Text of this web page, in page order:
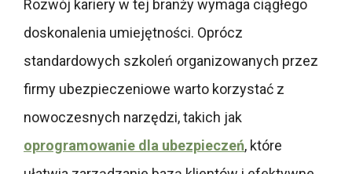
Rozwój kariery w tej branży wymaga ciągłego
doskonalenia umiejętności. Oprócz
standardowych szkoleń organizowanych przez
firmy ubezpieczeniowe warto korzystać z
nowoczesnych narzędzi, takich jak
oprogramowanie dla ubezpieczeń, które